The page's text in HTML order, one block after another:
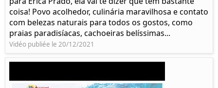
coisa!​ Povo acolhedor, culinária maravilhosa e contato
com belezas naturais para todos os gostos, como
praias paradisíacas, cachoeiras belíssimas...
Vidéo publiée le 20/12/2021